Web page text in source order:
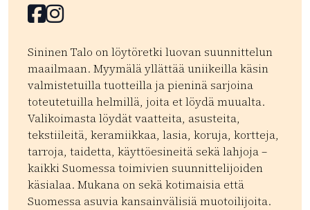
Facebook
Facebook
Sininen Talo on löytöretki luovan suunnittelun
maailmaan. Myymälä yllättää uniikeilla käsin
valmistetuilla tuotteilla ja pieninä sarjoina
toteutetuilla helmillä, joita et löydä muualta.
Valikoimasta löydät vaatteita, asusteita,
tekstiileitä, keramiikkaa, lasia, koruja, kortteja,
tarroja, taidetta, käyttöesineitä sekä lahjoja –
kaikki Suomessa toimivien suunnittelijoiden
käsialaa. Mukana on sekä kotimaisia että
Suomessa asuvia kansainvälisiä muotoilijoita.